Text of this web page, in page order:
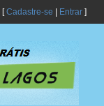
[Cadastre-se Entrar]